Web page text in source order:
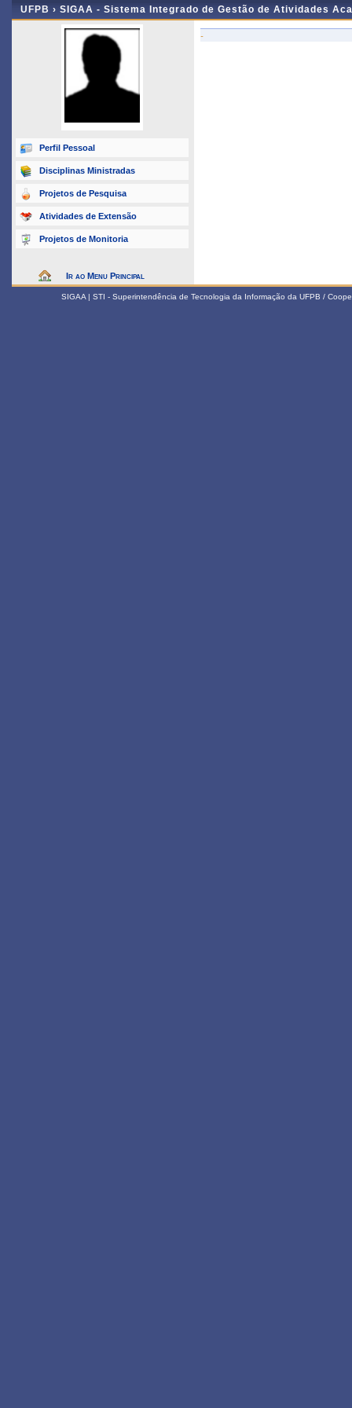
UFPB › SIGAA - Sistema Integrado de Gestão de Atividades
Perfil Pessoal
Disciplinas Ministradas
Projetos de Pesquisa
Atividades de Extensão
Projetos de Monitoria
Ir ao Menu Principal
-
SIGAA | STI - Superintendência de Tecnologia da Informação da UFPB /